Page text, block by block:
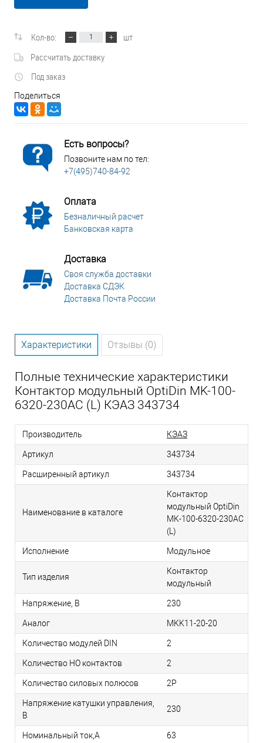
Кол-во:
шт
Рассчитать доставку
Под заказ
Поделиться
Есть вопросы?
Позвоните нам по тел:
+7(495)740-84-92
Оплата
Безналичный расчет
Банковская карта
Доставка
Своя служба доставки
Доставка СДЭК
Доставка Почта России
Характеристики Отзывы (0)
Полные технические характеристики
Контактор модульный OptiDin MK-100-
6320-230AC (L) КЭАЗ 343734
Производитель КЭАЗ
Артикул 343734
Расширенный артикул 343734
Наименование в каталоге
Контактор
модульный OptiDin
MK-100-6320-230AC
(L)
Исполнение Модульное
Тип изделия
Контактор
модульный
Напряжение, В 230
Аналог MKK11-20-20
Количество модулей DIN 2
Количество НО контактов 2
Количество силовых полюсов 2P
Напряжение катушки управления,
В
230
Номинальный ток,А 63